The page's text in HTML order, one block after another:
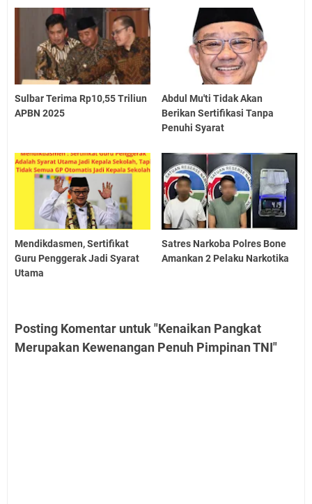
Sulbar Terima Rp10,55 Triliun
APBN 2025
Abdul Mu'ti Tidak Akan
Berikan Sertifikasi Tanpa
Penuhi Syarat
Mendikdasmen, Sertifikat
Guru Penggerak Jadi Syarat
Utama
Satres Narkoba Polres Bone
Amankan 2 Pelaku Narkotika
Posting Komentar untuk "Kenaikan Pangkat
Merupakan Kewenangan Penuh Pimpinan TNI"